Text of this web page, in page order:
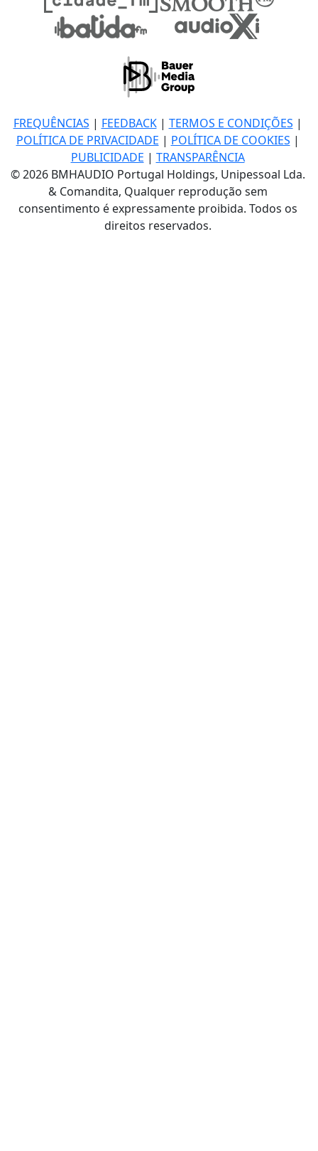
FREQUÊNCIAS | FEEDBACK| TERMOS E CONDIÇÕES |
POLÍTICA DE PRIVACIDADE | POLÍTICA DE COOKIES |
PUBLICIDADE | TRANSPARÊNCIA
© 2026 BMHAUDIO Portugal Holdings, Unipessoal Lda.
& Comandita, Qualquer reprodução sem
consentimento é expressamente proibida. Todos os
direitos reservados.